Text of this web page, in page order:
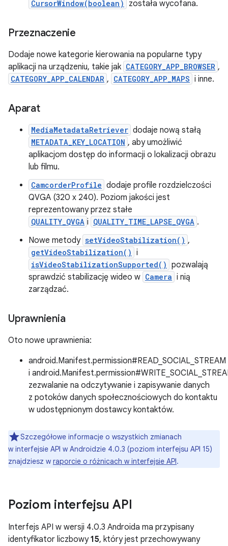
CursorWindow(boolean) została wycofana.
Przeznaczenie
Dodaje nowe kategorie kierowania na popularne typy
aplikacji na urządzeniu, takie jak CATEGORY_APP_BROWSER ,
CATEGORY_APP_CALENDAR , CATEGORY_APP_MAPS i inne.
Aparat
MediaMetadataRetriever dodaje nową stałą
METADATA_KEY_LOCATION , aby umożliwić
aplikacjom dostęp do informacji o lokalizacji obrazu
lub filmu.
CamcorderProfile dodaje profile rozdzielczości
QVGA (320 x 240). Poziom jakości jest
reprezentowany przez stałe
QUALITY_QVGA i QUALITY_TIME_LAPSE_QVGA .
Nowe metody setVideoStabilization() ,
getVideoStabilization() i
isVideoStabilizationSupported() pozwalają
sprawdzić stabilizację wideo w Camera i nią
zarządzać.
Uprawnienia
Oto nowe uprawnienia:
android.Manifest.permission#READ_SOCIAL_STREAM
i
zezwalanie na odczytywanie i zapisywanie danych
z potoków danych społecznościowych do kontaktu
w udostępnionym dostawcy kontaktów.
Szczegółowe informacje o wszystkich zmianach
w interfejsie API w Androidzie 4.0.3 (poziom interfejsu API 15)
znajdziesz w raporcie o różnicach w interfejsie API.
Poziom interfejsu API
Interfejs API w wersji 4.0.3 Androida ma przypisany
identyfikator liczbowy15, który jest przechowywany